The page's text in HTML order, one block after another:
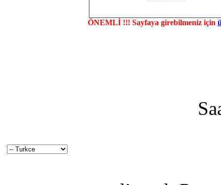
ÖNEMLİ !!! Sayfaya girebilmeniz için